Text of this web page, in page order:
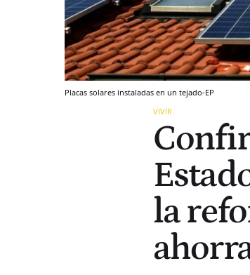
Placas solares instaladas en un tejado-EP
VIVIR
la